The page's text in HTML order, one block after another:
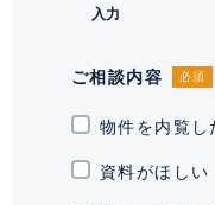
構造 / 総戸数 鉄
敷地権利 所
現況 空室
入力
ご相談内容 必須
物件を内覧し
資料がほしい